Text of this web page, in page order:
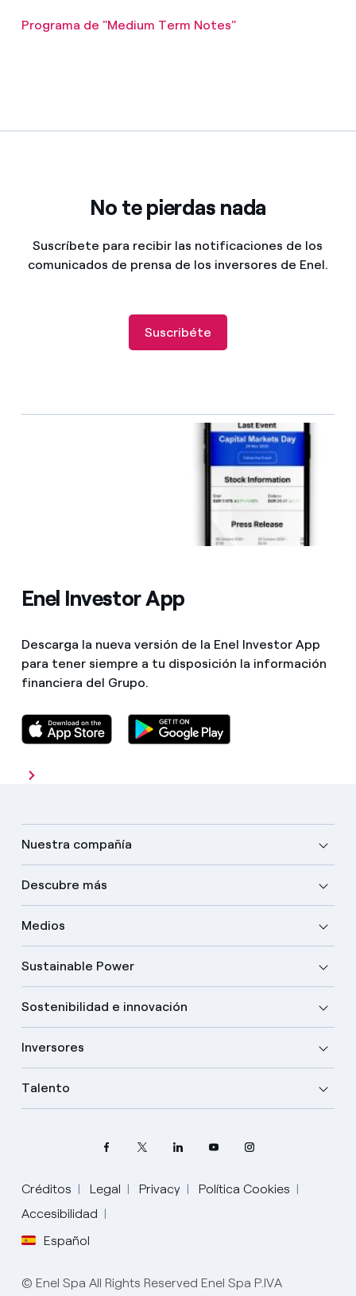
Programa de "Medium Term Notes"
No te pierdas nada
Suscríbete para recibir las notificaciones de los
comunicados de prensa de los inversores de Enel.
Suscribéte
Enel Investor App
Descarga la nueva versión de la Enel Investor App
para tener siempre a tu disposición la información
financiera del Grupo.
Nuestra compañía
Descubre más
Medios
Sustainable Power
Sostenibilidad e innovación
Inversores
Talento
Créditos Legal Privacy
Política Cookies
Accesibilidad
Español
Elige tu idioma
Inglés
Español
© Enel Spa All Rights Reserved Enel Spa P.IVA